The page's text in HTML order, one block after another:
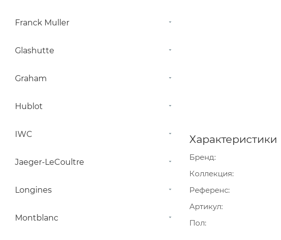
Характеристики
Бренд
Коллекция
Референс
Артикул
Пол
Franck Muller
Glashutte
Graham
Hublot
IWC
Jaeger-LeCoultre
Longines
Montblanc